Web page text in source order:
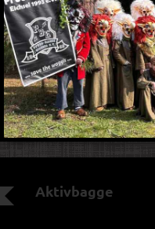
Aktivbagge